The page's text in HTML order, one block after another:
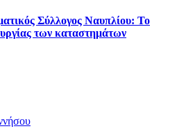
Σύλλογος Ναυπλίου: Το
των καταστημάτων